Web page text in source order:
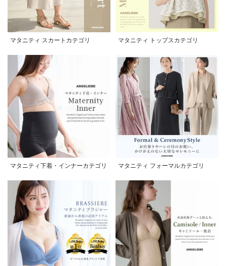
マタニティ スカートカテゴリ マタニティ トップスカテゴリ
マタニティ下着・インナーカテゴリ マタニティ フォーマルカテゴリ